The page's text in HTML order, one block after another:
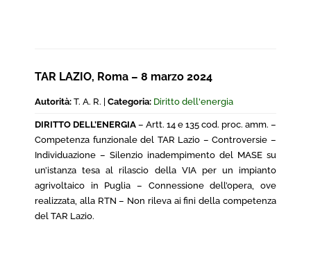
TAR LAZIO, Roma – 8 marzo 2024
Autorità: T. A. R. | Categoria: Diritto dell'energia
DIRITTO DELL’ENERGIA – Artt. 14 e 135 cod. proc. amm. –
Competenza funzionale del TAR Lazio – Controversie –
Individuazione – Silenzio inadempimento del MASE su
un’istanza tesa al rilascio della VIA per un impianto
agrivoltaico in Puglia – Connessione dell’opera, ove
realizzata, alla RTN – Non rileva ai fini della competenza
del TAR Lazio.